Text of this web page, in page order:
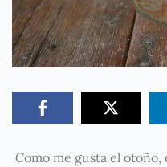
Como me gusta el